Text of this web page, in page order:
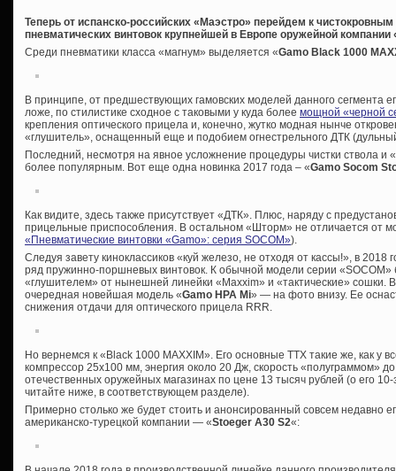
Теперь от испанско-российских «Маэстро» перейдем к
пневматических винтовок крупнейшей в Европе оружейной компании
Среди пневматики класса «магнум» выделяется «Gamo Black 1000
В принципе, от предшествующих гамовских моделей данного сегмента
ложе, по стилистике сходное с таковыми у куда более мощной «черной
крепления оптического прицела и, конечно, жутко модная нынче
«глушитель», оснащенный еще и подобием огнестрельного ДТК
Последний, несмотря на явное усложнение процедуры чистки ствола и
более популярным. Вот еще одна новинка 2017 года – «Gamo Socom
Как видите, здесь также присутствует «ДТК». Плюс, наряду с
прицельные приспособления. В остальном «Шторм» не отличается от
«Пневматические винтовки «Gamo»: серия SOCOM»).
Следуя завету киноклассиков «куй железо, не отходя от кассы!», в
ряд пружинно-поршневых винтовок. К обычной модели серии «SOCOM»
«глушителем» от нынешней линейки «Maxxim» и «тактические» сошки.
очередная новейшая модель «Gamo HPA Mi» — на фото внизу. Ее
снижения отдачи для оптического прицела RRR.
Но вернемся к «Black 1000 MAXXIM». Его основные ТТХ такие же, как у
компрессор 25х100 мм, энергия около 20 Дж, скорость «полуграммом»
отечественных оружейных магазинах по цене 13 тысяч рублей (о его
читайте ниже, в соответствующем разделе).
Примерно столько же будет стоить и анонсированный совсем недавно
американско-турецкой компании — «Stoeger A30 S2«: